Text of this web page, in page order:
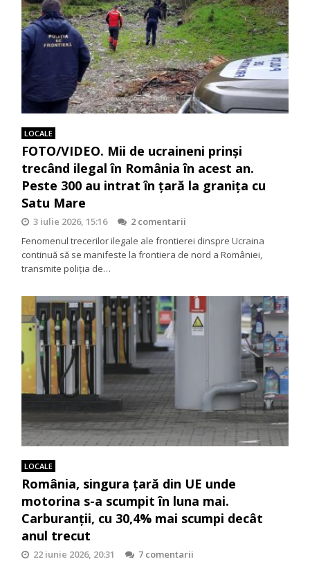
LOCALE
FOTO/VIDEO. Mii de ucraineni prinși
trecând ilegal în România în acest an.
Peste 300 au intrat în țară la granița cu
Satu Mare
3 iulie 2026, 15:16
2 comentarii
Fenomenul trecerilor ilegale ale frontierei dinspre Ucraina
continuă să se manifeste la frontiera de nord a României,
transmite poliția de…
LOCALE
România, singura țară din UE unde
motorina s-a scumpit în luna mai.
Carburanții, cu 30,4% mai scumpi decât
anul trecut
22 iunie 2026, 20:31
7 comentarii